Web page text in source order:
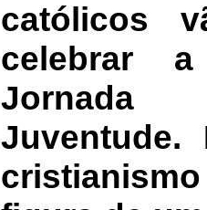
católicos
celebrar